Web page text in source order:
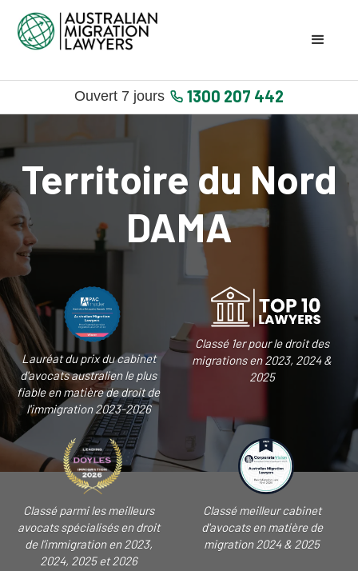
Ouvert 7 jours 1300 207 442
Territoire du Nord
DAMA
Lauréat du prix du cabinet
d'avocats australien le plus
fiable en matière de droit de
l'immigration 2023-2026
Classé 1er pour le droit des
migrations en 2023, 2024 &
2025
Classé parmi les meilleurs
avocats spécialisés en droit
de l'immigration en 2023,
2024, 2025 et 2026
Classé meilleur cabinet
d'avocats en matière de
migration 2024 & 2025